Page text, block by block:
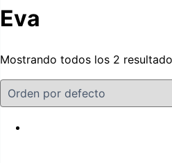
Eva
Mostrando todos los 2